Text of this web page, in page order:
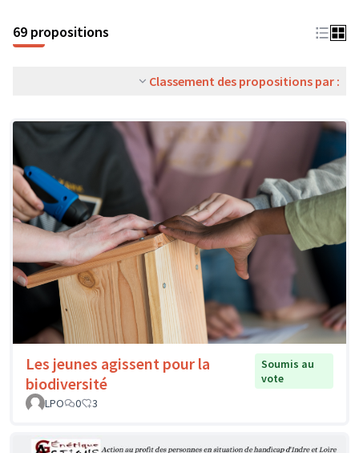
69 propositions
Classement des propositions par :
Les jeunes agissent pour la
biodiversité
Soumis au
vote
LPO
0 3